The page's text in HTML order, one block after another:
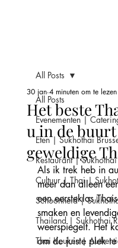
All Posts
Evenementen |
Eten | Sukhothai
Restaurant | Sukhothai
Cultuur | Thai |
Schoonheid |
Thailand | Sukhothai
Thai Keuken |
All Posts
Het beste
u in de
geweldige
30 jan 4 minuten om te lezen
Als ik trek heb in
meer dan alleen
een eersteklas
smaken en
weerspiegelt. Het
om de juiste plek